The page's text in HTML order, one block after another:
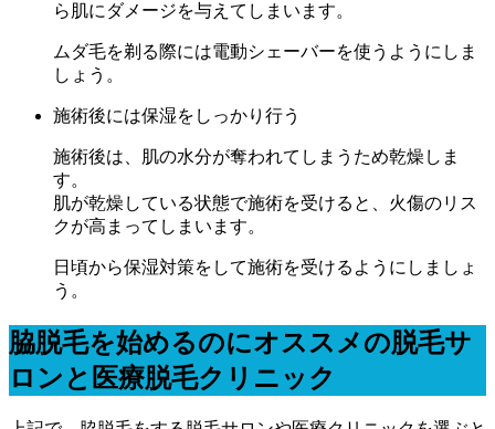
ら肌にダメージを与えてしまいます。
ムダ毛を剃る際には電動シェーバーを使うようにしま
しょう。
施術後には保湿をしっかり行う
施術後は、肌の水分が奪われてしまうため乾燥しま
す。
肌が乾燥している状態で施術を受けると、火傷のリス
クが高まってしまいます。
日頃から保湿対策をして施術を受けるようにしましょ
う。
脇脱毛を始めるのにオススメの脱毛サ
ロンと医療脱毛クリニック